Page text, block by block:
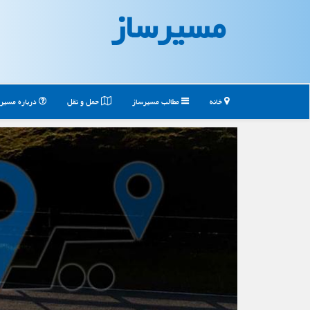
مسیرساز
خانه مطالب مسیرساز حمل و نقل درباره